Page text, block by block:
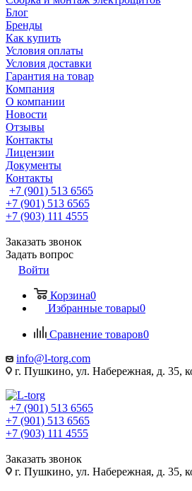
Блог
Бренды
Как купить
Условия оплаты
Условия доставки
Гарантия на товар
Компания
О компании
Новости
Отзывы
Контакты
Лицензии
Документы
Контакты
+7 (901) 513 6565
+7 (901) 513 6565
+7 (903) 111 4555
Заказать звонок
Задать вопрос
Войти
Корзина0
Избранные товары0
Сравнение товаров0
info@l-torg.com
г. Пушкино, ул. Набережная, д. 35,
+7 (901) 513 6565
+7 (901) 513 6565
+7 (903) 111 4555
Заказать звонок
г. Пушкино, ул. Набережная, д. 35,